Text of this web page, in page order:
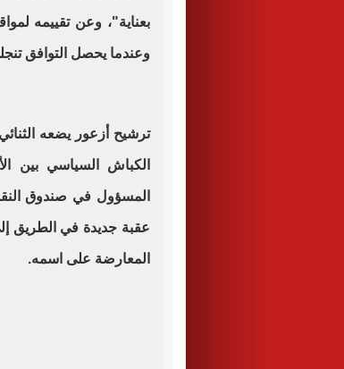
بعناية"، وعن تقييمه
وعندما يحصل التوافق
ترشيح أزعور يضعه
الكباش السياسي بين
المسؤول في صندوق
عقبة جديدة في الطريق
المعارضة على اسمه.